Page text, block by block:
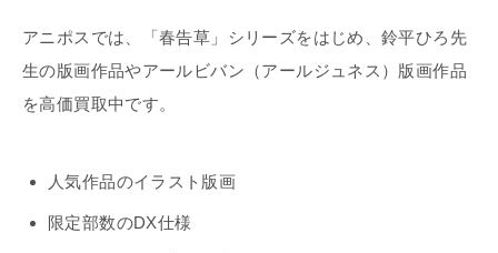
アニポスでは、「春告草」シリーズをはじめ、鈴平ひろ先
生の版画作品やアールビバン（アールジュネス）版画作品
を高価買取中です。
人気作品のイラスト版画
限定部数のDX仕様